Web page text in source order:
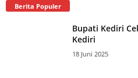
Berita Populer
Bupati Kediri
Kediri
18 Juni 2025